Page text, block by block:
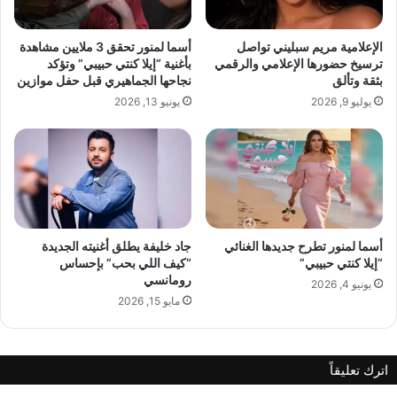
ا
ص
ة
ز
ا
غ
و
ى
ا
ل
د
ك
د
ا
الإعلامية مريم سبليني تواصل
ترسيخ حضورها الإعلامي والرقمي
بثقة وتألق
يوليو 9, 2026
أسما لمنور تحقق 3 ملايين مشاهدة
بأغنية “إيلا كنتي حبيبي” وتؤكد
نجاحها الجماهيري قبل حفل موازين
يونيو 13, 2026
أسما لمنور تطرح جديدها الغنائي
“إيلا كنتي حبيبي”
يونيو 4, 2026
جاد خليفة يطلق أغنيته الجديدة
“كيف اللي بحب” بإحساس
رومانسي
مايو 15, 2026
اترك تعليقاً